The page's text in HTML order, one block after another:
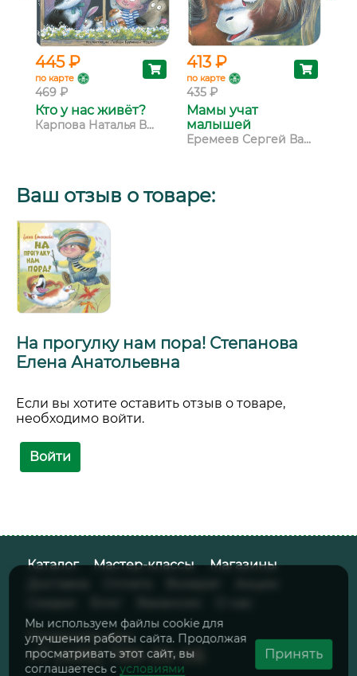
445 ₽
по карте
469 ₽
Кто у нас живёт?
Карпова Наталья В...
413 ₽
по карте
435 ₽
Мамы учат
малышей
Еремеев Сергей Ва...
Ваш отзыв о товаре:
На прогулку нам пора! Степанова
Елена Анатольевна
Если вы хотите оставить отзыв о товаре,
необходимо войти.
Войти
Каталог Мастер-классы
Магазины
Позвоните нам:
+7 (495) 789-39-06
Мы используем файлы cookie для
улучшения работы сайта. Продолжая
просматривать этот сайт, вы
соглашаетесь сусловиями
Принять